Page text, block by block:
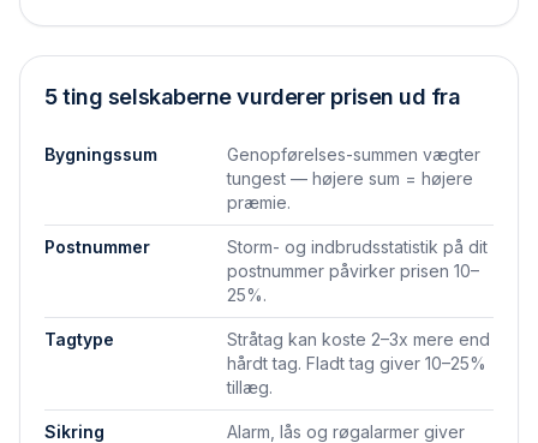
5 ting selskaberne vurderer prisen ud fra
Bygningssum
Genopførelses-summen vægter
tungest — højere sum = højere
præmie.
Postnummer
Storm- og indbrudsstatistik på dit
postnummer påvirker prisen 10–
25%.
Tagtype
Stråtag kan koste 2–3x mere end
hårdt tag. Fladt tag giver 10–25%
tillæg.
Sikring
Alarm, lås og røgalarmer giver